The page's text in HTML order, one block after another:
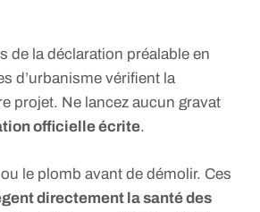
de la déclaration préalable en
d’urbanisme vérifient la
projet. Ne lancez aucun gravat
officielle écrite.
le plomb avant de démolir. Ces
directement la santé des